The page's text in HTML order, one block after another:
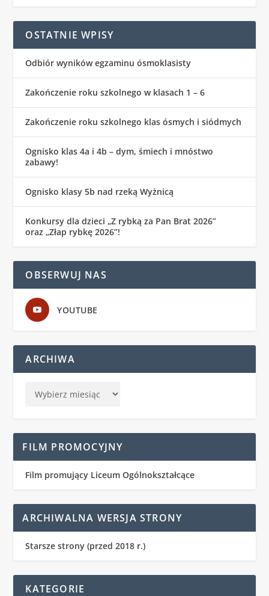
OSTATNIE WPISY
Odbiór wyników egzaminu ósmoklasisty
Zakończenie roku szkolnego w klasach 1 – 6
Zakończenie roku szkolnego klas ósmych i siódmych
Ognisko klas 4a i 4b – dym, śmiech i mnóstwo
zabawy!
Ognisko klasy 5b nad rzeką Wyżnicą
Konkursy dla dzieci „Z rybką za Pan Brat 2026”
oraz „Złap rybkę 2026”!
OBSERWUJ NAS
YOUTUBE
ARCHIWA
FILM PROMOCYJNY
Film promujący Liceum Ogólnokształcące
ARCHIWALNA WERSJA STRONY
Starsze strony (przed 2018 r.)
KATEGORIE